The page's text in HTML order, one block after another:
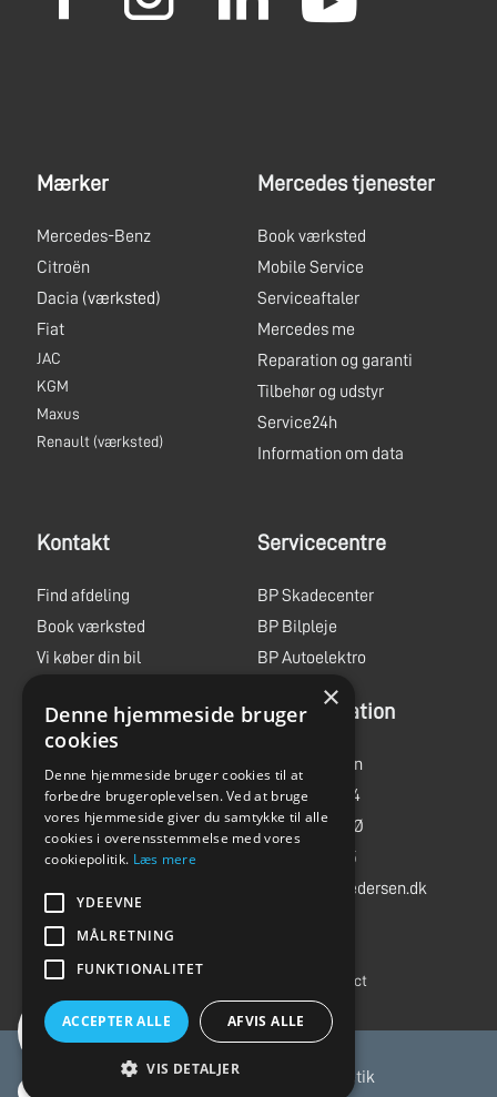
Mærker
Mercedes-Benz
Citroën
Dacia (værksted)
Fiat
JAC
KGM
Maxus
Renault (værksted)
Mercedes tjenester
Book værksted
Mobile Service
Serviceaftaler
Mercedes me
Reparation og garanti
Tilbehør og udstyr
Service24h
Information om data
Kontakt
Find afdeling
Book værksted
Vi køber din bil
Jobs
MC ture
Servicecentre
BP Skadecenter
BP Bilpleje
BP Autoelektro
Administration
Bent Pedersen
Storegade 244
6705 Esbjerg Ø
75 14 03 55
info@bent-pedersen.dk
Code of Conduct
cookies| privatlivspolitik dataetik
Byttepris
×
Denne hjemmeside bruger
cookies
Denne hjemmeside bruger cookies til at
forbedre brugeroplevelsen. Ved at bruge
vores hjemmeside giver du samtykke til alle
cookies i overensstemmelse med vores
cookiepolitik. Læs mere
YDEEVNE
MÅLRETNING
FUNKTIONALITET
ACCEPTER ALLE AFVIS ALLE
VIS DETALJER